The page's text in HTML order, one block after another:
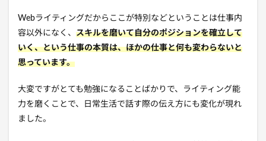
Webライティングだからここが特別などということは仕事内
容以外になく、 スキルを磨いて自分のポジションを確立して
いく、という仕事の本質は、ほかの仕事と何も変わらないと
思っています。
大変ですがとても勉強になることばかりで、ライティング能
力を磨くことで、日常生活で話す際の伝え方にも変化が現れ
ました。